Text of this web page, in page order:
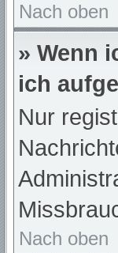
Nach oben
» Wenn
ich
Nur
Nach oben